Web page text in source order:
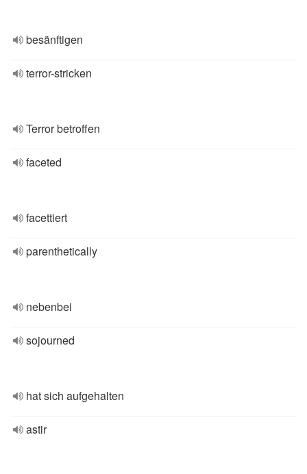
besänftigen
terror-stricken
Terror betroffen
faceted
facettiert
parenthetically
nebenbei
sojourned
hat sich aufgehalten
astir